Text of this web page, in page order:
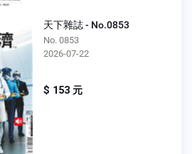
天下雜誌 - No.0853
No. 0853
2026-07-22
$ 153 元